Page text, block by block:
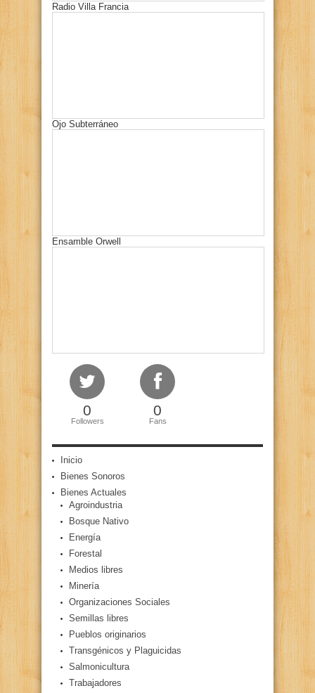
Radio Villa Francia
Ojo Subterráneo
Ensamble Orwell
0
Followers
0
Fans
Inicio
Bienes Sonoros
Bienes Actuales
Agroindustria
Bosque Nativo
Energía
Forestal
Medios libres
Minería
Organizaciones Sociales
Semillas libres
Pueblos originarios
Transgénicos y Plaguicidas
Salmonicultura
Trabajadores